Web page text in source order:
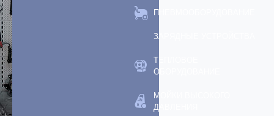
ПНЕВМООБОРУДОВАНИЕ
ЗАРЯДНЫЕ УСТРОЙСТВА
ТЕПЛОВОЕ
ОБОРУДОВАНИЕ
МОЙКИ ВЫСОКОГО
ДАВЛЕНИЯ